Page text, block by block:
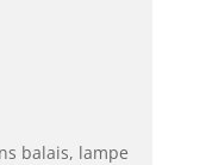
balais, lampe